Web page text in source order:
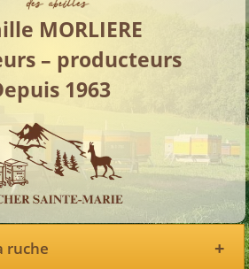
MORLIERE
– producteurs
1963
ruche +